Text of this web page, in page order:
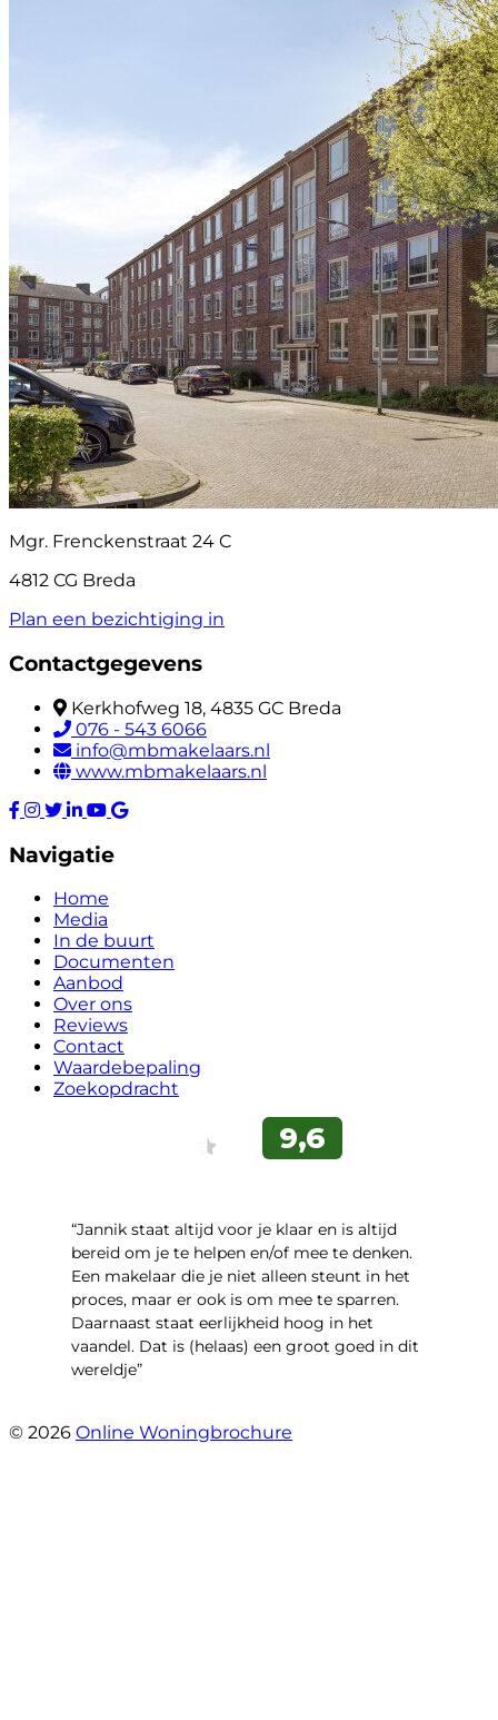
Mgr. Frenckenstraat 24 C
4812 CG Breda
Plan een bezichtiging in
Contactgegevens
Kerkhofweg 18, 4835 GC Breda
076 - 543 6066
info@mbmakelaars.nl
www.mbmakelaars.nl
Navigatie
Home
Media
In de buurt
Documenten
Aanbod
Over ons
Reviews
Contact
Waardebepaling
Zoekopdracht
“Jannik staat altijd voor je klaar en is altijd
bereid om je te helpen en/of mee te denken.
Een makelaar die je niet alleen steunt in het
proces, maar er ook is om mee te sparren.
Daarnaast staat eerlijkheid hoog in het
vaandel. Dat is (helaas) een groot goed in dit
wereldje”
© 2026 Online Woningbrochure